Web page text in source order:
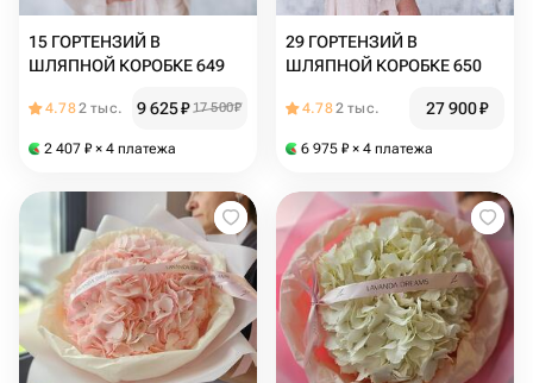
15 ГОРТЕНЗИЙ В
ШЛЯПНОЙ КОРОБКЕ 649
4.782 тыс. 9 625₽ 17 500₽
2 407 ₽ × 4 платежа
29 ГОРТЕНЗИЙ В
ШЛЯПНОЙ КОРОБКЕ 650
4.782 тыс. 27 900₽
6 975 ₽ × 4 платежа